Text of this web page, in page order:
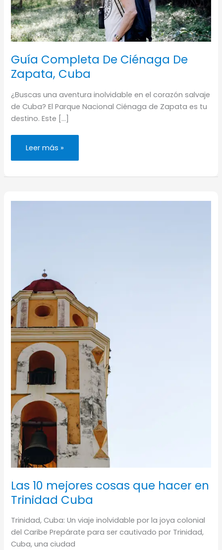
Guía Completa De Ciénaga De
Zapata, Cuba
¿Buscas una aventura inolvidable en el corazón salvaje
de Cuba? El Parque Nacional Ciénaga de Zapata es tu
destino. Este […]
Guía
De
De
Leer más »
Las 10 mejores cosas que hacer en
Trinidad Cuba
Trinidad, Cuba: Un viaje inolvidable por la joya colonial
del Caribe Prepárate para ser cautivado por Trinidad,
Cuba, una ciudad